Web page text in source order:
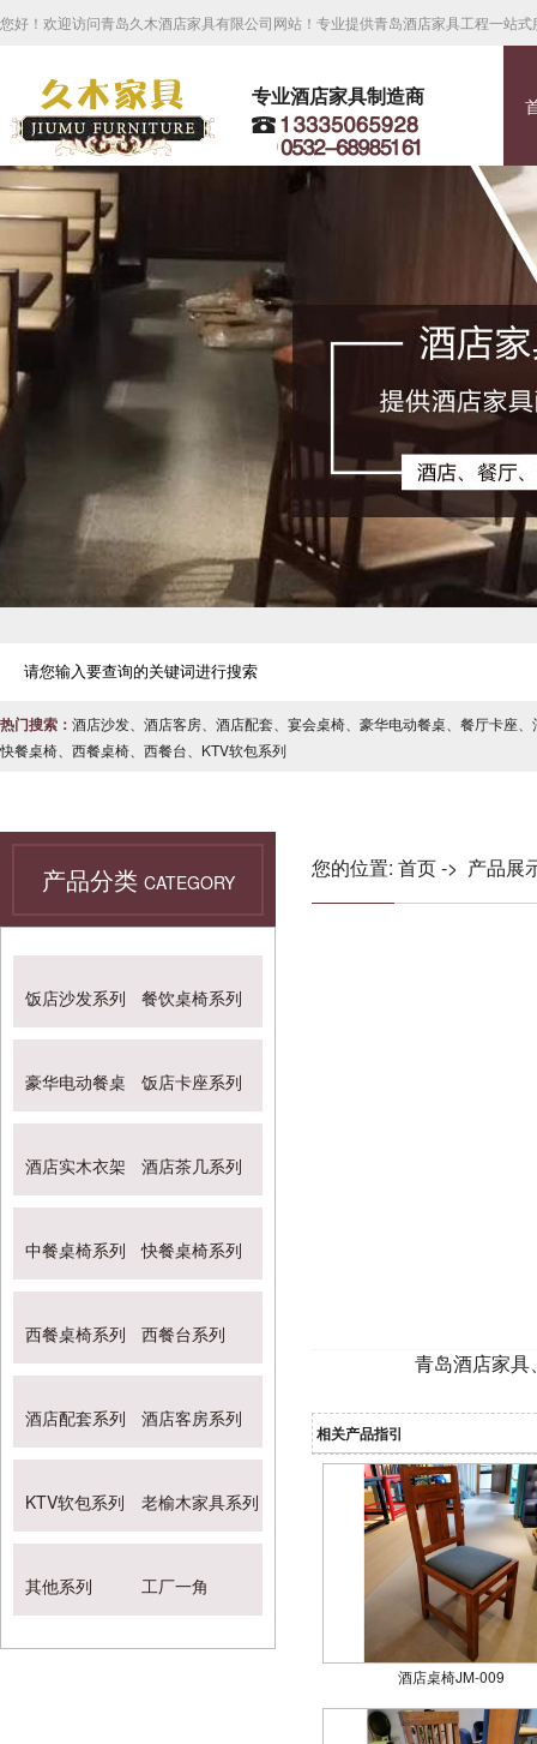
您好！欢迎访问青岛久木酒店家具有限公司网站！专业提供青岛酒店家具工程一站式
专业酒店家具制造商
热门搜索： 酒店沙发 酒店客房 酒店配套 宴会桌椅 豪华电动餐桌 餐厅卡座
快餐桌椅
西餐桌椅 西餐台 KTV软包系列
产品分类 CATEGORY
饭店沙发系列 餐饮桌椅系列
豪华电动餐桌 饭店卡座系列
酒店实木衣架 酒店茶几系列
中餐桌椅系列 快餐桌椅系列
西餐桌椅系列 西餐台系列
酒店配套系列 酒店客房系列
KTV软包系列 老榆木家具系列
其他系列 工厂一角
您的位置: 首页-> 产品展
青岛酒店家具
相关产品指引
酒店桌椅JM-009